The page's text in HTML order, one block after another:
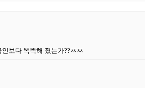
보다 똑똑해 졌는가??ㅉㅉ